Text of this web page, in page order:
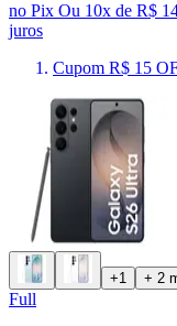
no Pix Ou 10x de R$
juros
Cupom R$ 15
+1 + 2
Full